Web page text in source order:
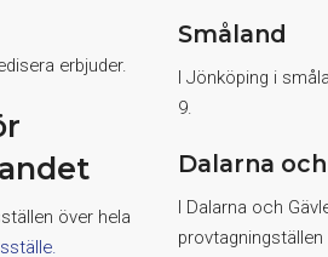
erbjuder.
över hela
Småland
I Jönköping i
9.
Dalarna
I Dalarna och
provtagningställen